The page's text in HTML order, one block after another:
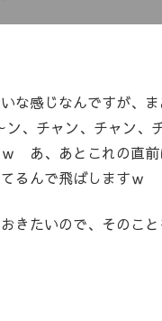
な感じなんですが、
、チャン、チャン、
あ、あとこれの直前
るんで飛ばしますｗ
きたいので、そのこ